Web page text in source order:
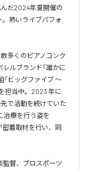
だ2024年夏開催の
。熱いライブパフォ
多くのピアノコンク
ルブランド「誰かに
「ビッグファイブ 〜
担当中。2023 年に
で活動を続けていた
治療を行う姿を
密着取材を行い、同
監督、プロスポーツ